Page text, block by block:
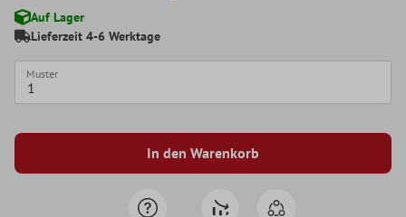
Auf Lager
Lieferzeit 4-6 Werktage
Muster
In den Warenkorb